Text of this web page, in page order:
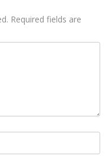
Required fields are